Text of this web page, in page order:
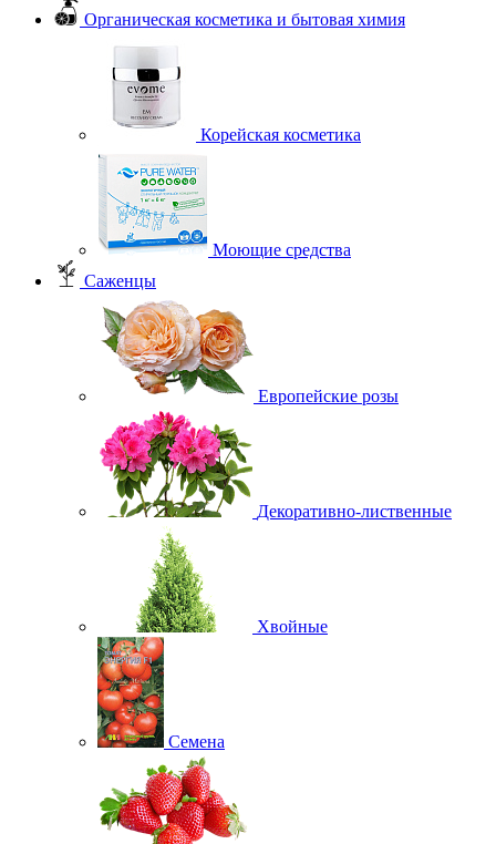
Органическая косметика и бытовая химия
Корейская косметика
Моющие средства
Саженцы
Европейские розы
Декоративно-лиственные
Хвойные
Семена